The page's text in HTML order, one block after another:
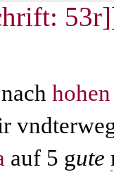
53r]
nach
auf 5 gute